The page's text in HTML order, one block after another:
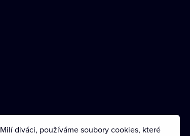
Milí diváci, používáme soubory cookies, které